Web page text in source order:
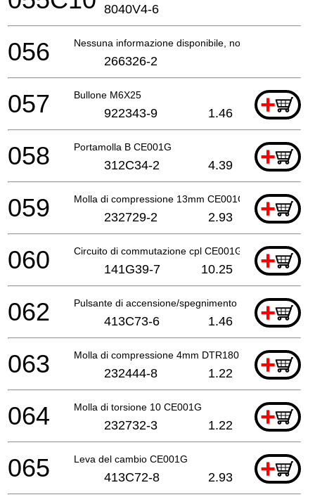
8040V4-6
Nessuna informazione disponibile, non ordinabile
056 266326-2
Bullone M6X25 +
057 922343-9 1.46
Portamolla B CE001G +
058 312C34-2 4.39
Molla di compressione 13mm CE001G +
059 232729-2 2.93
Circuito di commutazione cpl CE001G +
060 141G39-7 10.25
Pulsante di accensione/spegnimento CE001G
+
062 413C73-6 1.46
Molla di compressione 4mm DTR180 +
063 232444-8 1.22
Molla di torsione 10 CE001G +
064 232732-3 1.22
Leva del cambio CE001G +
065 413C72-8 2.93